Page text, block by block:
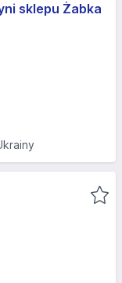
sklepu Żabka